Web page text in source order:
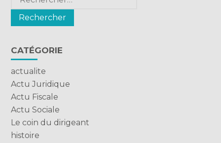
CATÉGORIE
actualite
Actu Juridique
Actu Fiscale
Actu Sociale
Le coin du dirigeant
histoire